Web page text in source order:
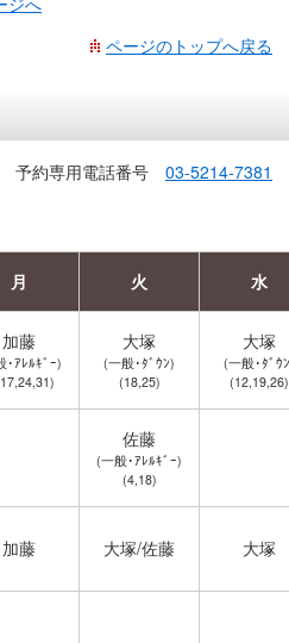
ページのトップへ戻る
予約専用電話番号 03-5214-7381
月 火 水
加藤
･ｱﾚﾙｷﾞｰ)
大塚
(一般･ﾀﾞｳﾝ)
(18,25)
大塚
(一般･ﾀﾞｳ
(12,19,26)
佐藤
(一般･ｱﾚﾙｷﾞｰ)
(4,18)
加藤 大塚/佐藤 大塚